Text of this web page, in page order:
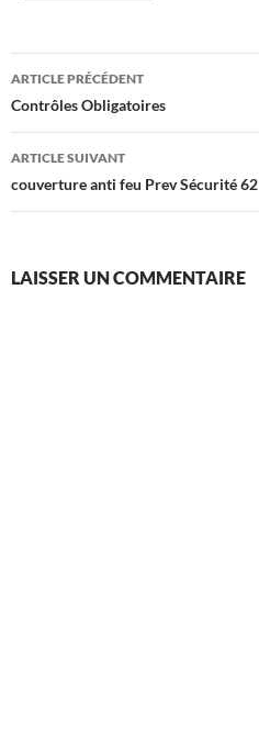
Navigation
des
articles
ARTICLE PRÉCÉDENT
Contrôles Obligatoires
ARTICLE SUIVANT
couverture anti feu Prev Sécurité 62
LAISSER UN COMMENTAIRE